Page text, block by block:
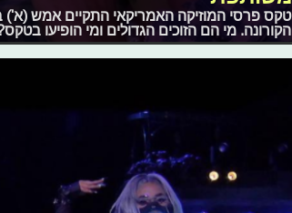
טקס פרסי המוזיקה האמריקאי התקיים אמש (א')
הקורונה. מי הם הזוכים הגדולים ומי הופיעו